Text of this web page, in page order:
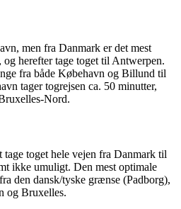
men fra Danmark er det mest
herefter tage toget til Antwerpen.
fra både Købehavn og Billund til
tager togrejsen ca. 50 minutter,
Nord.
tage toget hele vejen fra Danmark til
ikke umuligt. Den mest optimale
den dansk/tyske grænse (Padborg),
og Bruxelles.